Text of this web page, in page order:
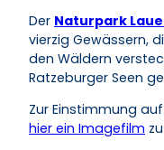
Der Naturpark
vierzig Gewässern,
den Wäldern
Ratzeburger Seen
Zur Einstimmung
hier ein Imagefilm